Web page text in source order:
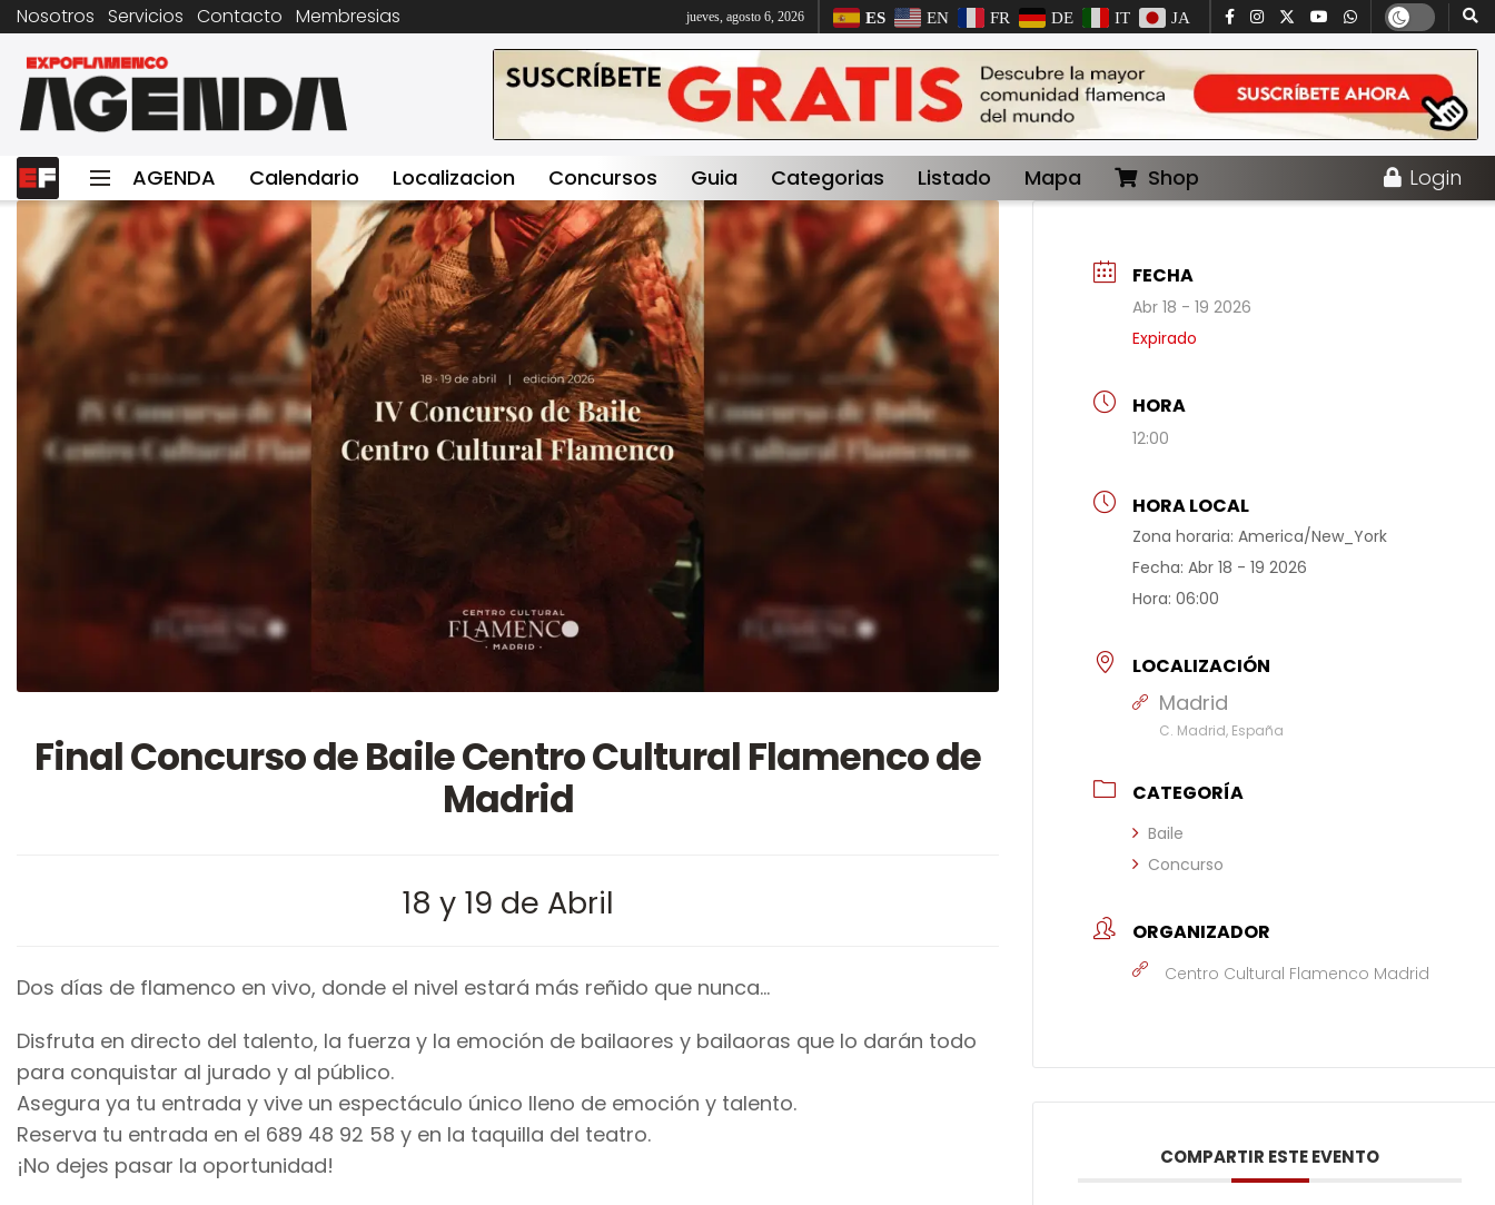
Nosotros Servicios Contacto Membresias jueves, agosto 6, 2026 ES EN FR DE IT JA
AGENDA Calendario Localizacion Concursos Guia Categorias Listado Mapa Shop Login
Final Concurso de Baile Centro Cultural Flamenco de
Madrid
18 y 19 de Abril
Dos días de flamenco en vivo, donde el nivel estará más reñido que nunca…
Disfruta en directo del talento, la fuerza y la emoción de bailaores y bailaoras que lo darán todo
para conquistar al jurado y al público.
Asegura ya tu entrada y vive un espectáculo único lleno de emoción y talento.
Reserva tu entrada en el 689 48 92 58 y en la taquilla del teatro.
¡No dejes pasar la oportunidad!
FECHA
Abr 18 - 19 2026
Expirado
HORA
12:00
HORA LOCAL
Zona horaria:America/New_York
Fecha:Abr 18 - 19 2026
Hora:06:00
LOCALIZACIÓN
Madrid
C. Madrid, España
CATEGORÍA
Baile
Concurso
ORGANIZADOR
Centro Cultural Flamenco Madrid
COMPARTIR ESTE EVENTO